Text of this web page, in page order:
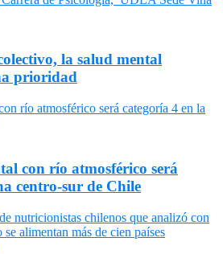
la salud mental
prioridad
con río atmosférico será
centro-sur de Chile